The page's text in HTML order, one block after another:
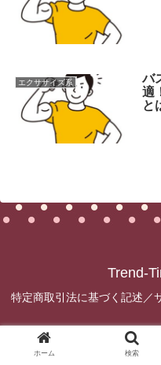
エクササイズ系
バ
適
と
Trend-
特定商取引法に基づく記述／
© 2019
ホーム 検索